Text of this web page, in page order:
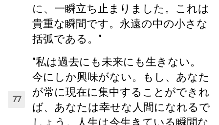
に、一瞬立ち止まりました。これは
貴重な瞬間です。永遠の中の小さな
括弧である。"
"私は過去にも未来にも生きない。
今にしか興味がない。もし、あなた
が常に現在に集中することができれ
ば、あなたは幸せな人間になれるで
しょう。人生は今生きている瞬間な